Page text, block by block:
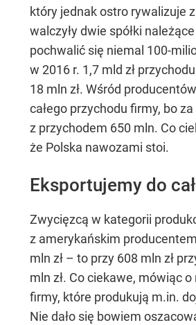
który jednak ostro rywalizuje
walczyły dwie spółki
pochwalić się niemal 100-
w 2016 r. 1,7 mld zł
18 mln zł. Wśród
całego przychodu firmy, bo
z przychodem 650 mln. Co
że Polska nawozami stoi.
Eksportujemy do
Zwycięzcą w kategorii
z amerykańskim
mln zł – to przy 608 mln zł
mln zł. Co ciekawe, mówiąc
firmy, które produkują m.in.
Nie dało się bowiem